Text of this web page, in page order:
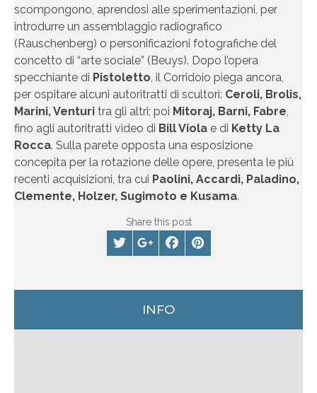
scompongono, aprendosi alle sperimentazioni, per
introdurre un assemblaggio radiografico
(Rauschenberg) o personificazioni fotografiche del
concetto di “arte sociale” (Beuys). Dopo l’opera
specchiante di Pistoletto, il Corridoio piega ancora,
per ospitare alcuni autoritratti di scultori: Ceroli, Brolis,
Marini, Venturi tra gli altri; poi Mitoraj, Barni, Fabre,
fino agli autoritratti video di Bill Viola e di Ketty La
Rocca. Sulla parete opposta una esposizione
concepita per la rotazione delle opere, presenta le più
recenti acquisizioni, tra cui Paolini, Accardi, Paladino,
Clemente, Holzer, Sugimoto e Kusama.
Share this post
INFO